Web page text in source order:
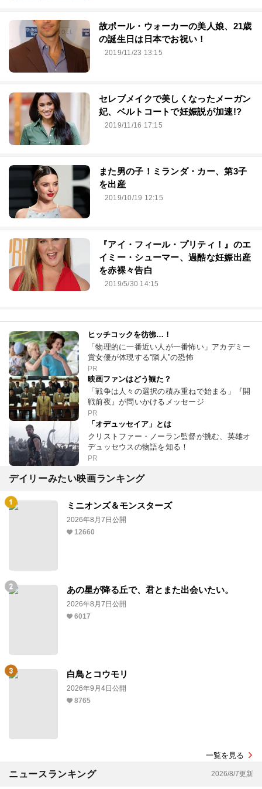
故ポール・ウォーカーの美人娘、21歳
の誕生日は日本でお祝い！
2019/11/23 13:15
セレブメイクで美しくなったメーガン
妃、ベルトコートで妊娠説が加速!?
2019/11/16 17:15
また男の子！ミランダ・カー、第3子
を出産
2019/10/19 12:15
『アイ・フィール・プリティ！』のエ
イミー・シューマー、過酷な妊娠出産
を赤裸々告白
2019/5/30 14:15
ヒッチコックを彷彿…！
「物理的に一番近い人が一番怖い」アカデミー
賞女優が体現する“隣人”の恐怖
PR
映画ファンはどう観た？
「戦争は人々の選択の積み重ねで始まる」『開
戦前夜』が問いかけるメッセージ
PR
「オデュッセイア」とは
クリストファー・ノーラン監督が挑む、英雄オ
デュッセウスの物語を知る！
PR
デイリーみたい映画ランキング
ミニオンズ＆モンスターズ
2026年8月7日公開
12660
あの星が降る丘で、君とまた出会いたい。
2026年8月7日公開
6017
白鳥とコウモリ
2026年9月4日公開
8765
一覧を見る
ニュースランキング 2026/8/7更新